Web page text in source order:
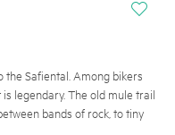
i
the Safiental. Among bikers
legendary. The old mule trail
bands of rock, to tiny